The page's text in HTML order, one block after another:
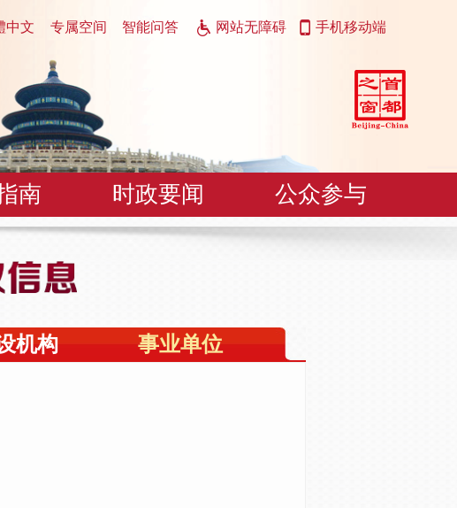
中文 专属空间 网站无障碍
智能问答 手机移动端
南 时政要闻 公众参与
机构 事业单位